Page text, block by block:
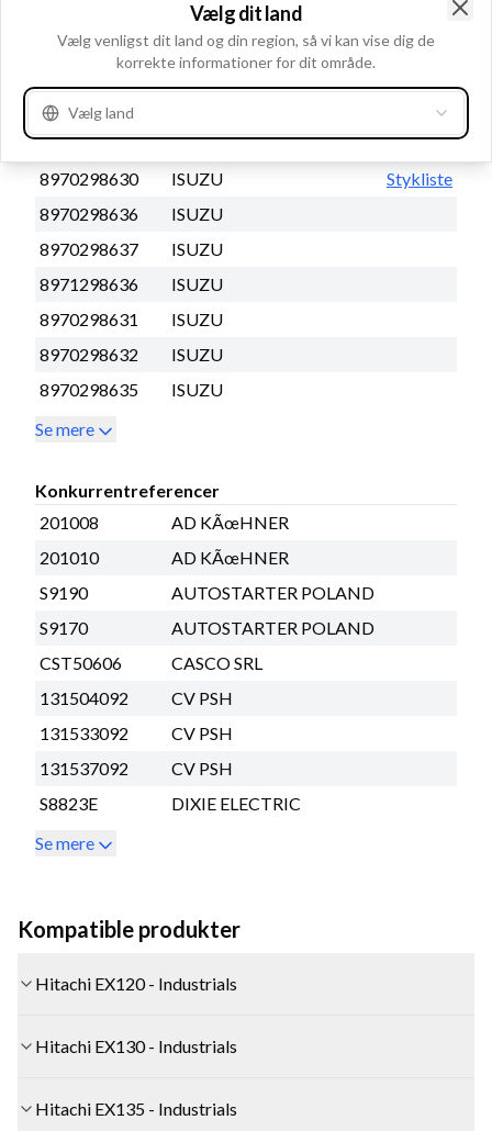
Erstatter og styklister
8941717720
8944545590
ISUZU
8970298630
ISUZU
Stykliste
8970298636
ISUZU
8970298637
ISUZU
8971298636
ISUZU
8970298631
ISUZU
8970298632
ISUZU
8970298635
ISUZU
Se mere
Konkurrentreferencer
201008
AD KÃœHNER
201010
AD KÃœHNER
S9190
AUTOSTARTER POLAND
S9170
AUTOSTARTER POLAND
CST50606
CASCO SRL
131504092
CV PSH
131533092
CV PSH
131537092
CV PSH
S8823E
DIXIE ELECTRIC
Se mere
Kompatible produkter
Hitachi EX120 - Industrials
Hitachi EX130 - Industrials
Hitachi EX135 - Industrials
Vælg dit land
Vælg venligst dit land og din region, så vi kan vise dig de
korrekte informationer for dit område.
Vælg land